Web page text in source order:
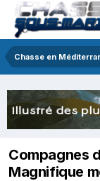
Chasse en
Compagnes
Magnifique